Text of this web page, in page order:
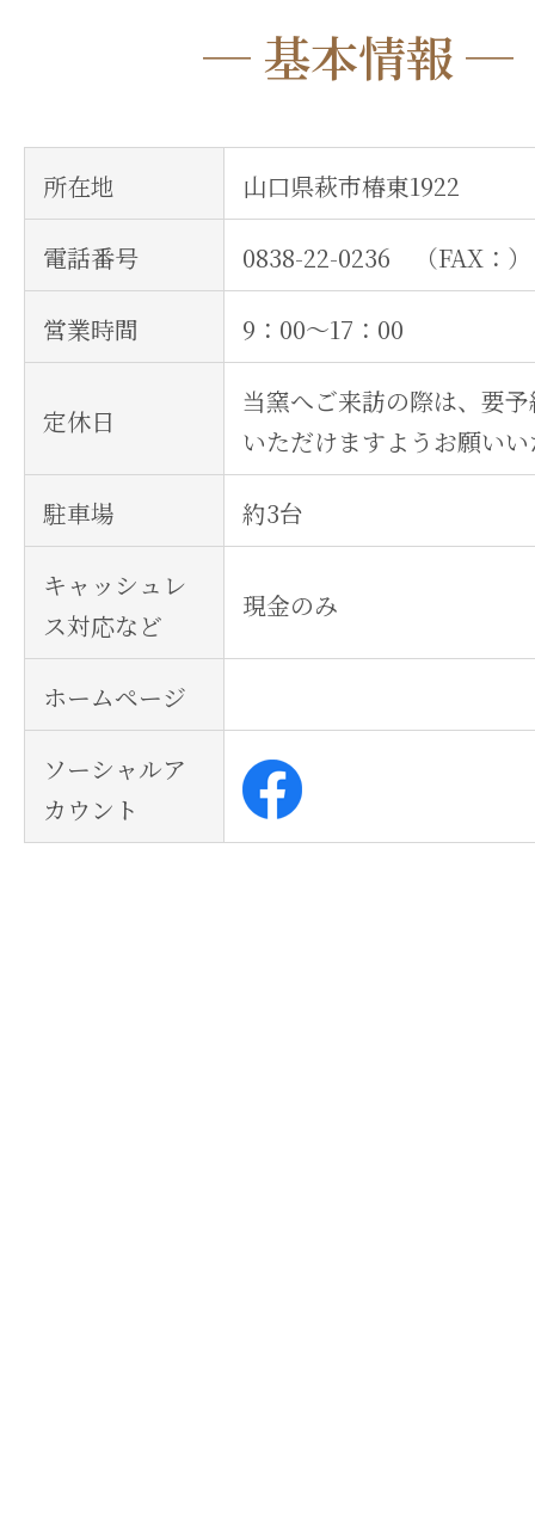
─ 基本情報 ─
所在地 山口県萩市椿東1922
電話番号 0838-22-0236 （FAX：）
営業時間 9：00～17：00
定休日
当窯へご来訪の際は、要
いただけますようお願い
駐車場 約3台
キャッシュレ
ス対応など
現金のみ
ホームページ
ソーシャルア
カウント